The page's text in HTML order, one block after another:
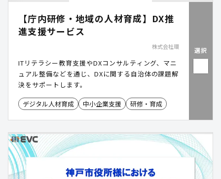
【庁内研修・地域の人材育成】DX推
進支援サービス
株式会社環
ITリテラシー教育支援やDXコンサルティング、マニ
ュアル整備などを通じ、DXに関する自治体の課題解
決をサポートします。
デジタル人材育成 中小企業支援 研修・育成
選択